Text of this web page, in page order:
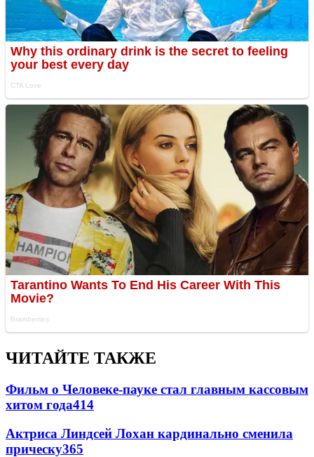
ЧИТАЙТЕ ТАКЖЕ
Фильм о Человеке-пауке стал главным кассовым
хитом года414
Актриса Линдсей Лохан кардинально сменила
прическу365